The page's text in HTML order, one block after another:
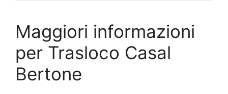
Maggiori informazioni
per Trasloco Casal
Bertone